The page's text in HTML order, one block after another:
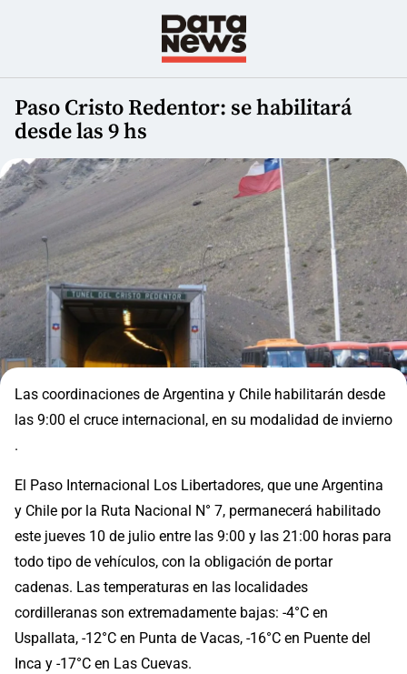
Paso Cristo Redentor: se habilitará
desde las 9 hs
Las coordinaciones de Argentina y Chile habilitarán desde
las 9:00 el cruce internacional, en su modalidad de invierno
.
El Paso Internacional Los Libertadores, que une Argentina
y Chile por la Ruta Nacional N° 7, permanecerá habilitado
este jueves 10 de julio entre las 9:00 y las 21:00 horas para
todo tipo de vehículos, con la obligación de portar
cadenas. Las temperaturas en las localidades
cordilleranas son extremadamente bajas: -4°C en
Uspallata, -12°C en Punta de Vacas, -16°C en Puente del
Inca y -17°C en Las Cuevas.